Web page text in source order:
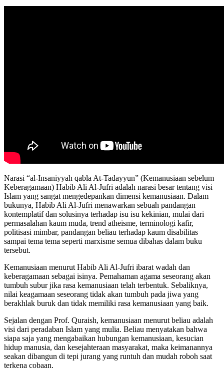
Narasi “al-Insaniyyah qabla At-Tadayyun” (Kemanusiaan sebelum
Keberagamaan) Habib Ali Al-Jufri adalah narasi besar tentang visi
Islam yang sangat mengedepankan dimensi kemanusiaan. Dalam
bukunya, Habib Ali Al-Jufri menawarkan sebuah pandangan
kontemplatif dan solusinya terhadap isu isu kekinian, mulai dari
permasalahan kaum muda, trend atheisme, terminologi kafir,
politisasi mimbar, pandangan beliau terhadap kaum disabilitas
sampai tema tema seperti marxisme semua dibahas dalam buku
tersebut.
Kemanusiaan menurut Habib Ali Al-Jufri ibarat wadah dan
keberagamaan sebagai isinya. Pemahaman agama seseorang akan
tumbuh subur jika rasa kemanusiaan telah terbentuk. Sebaliknya,
nilai keagamaan seseorang tidak akan tumbuh pada jiwa yang
berakhlak buruk dan tidak memiliki rasa kemanusiaan yang baik.
Sejalan dengan Prof. Quraish, kemanusiaan menurut beliau adalah
visi dari peradaban Islam yang mulia. Beliau menyatakan bahwa
siapa saja yang mengabaikan hubungan kemanusiaan, kesucian
hidup manusia, dan kesejahteraan masyarakat, maka keimanannya
seakan dibangun di tepi jurang yang runtuh dan mudah roboh saat
terkena cobaan.